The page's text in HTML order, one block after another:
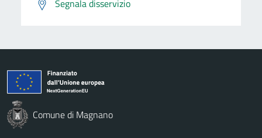
Segnala disservizio
Comune di Magnano